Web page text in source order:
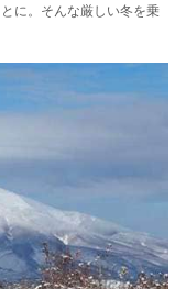
に。そんな厳しい冬を乗